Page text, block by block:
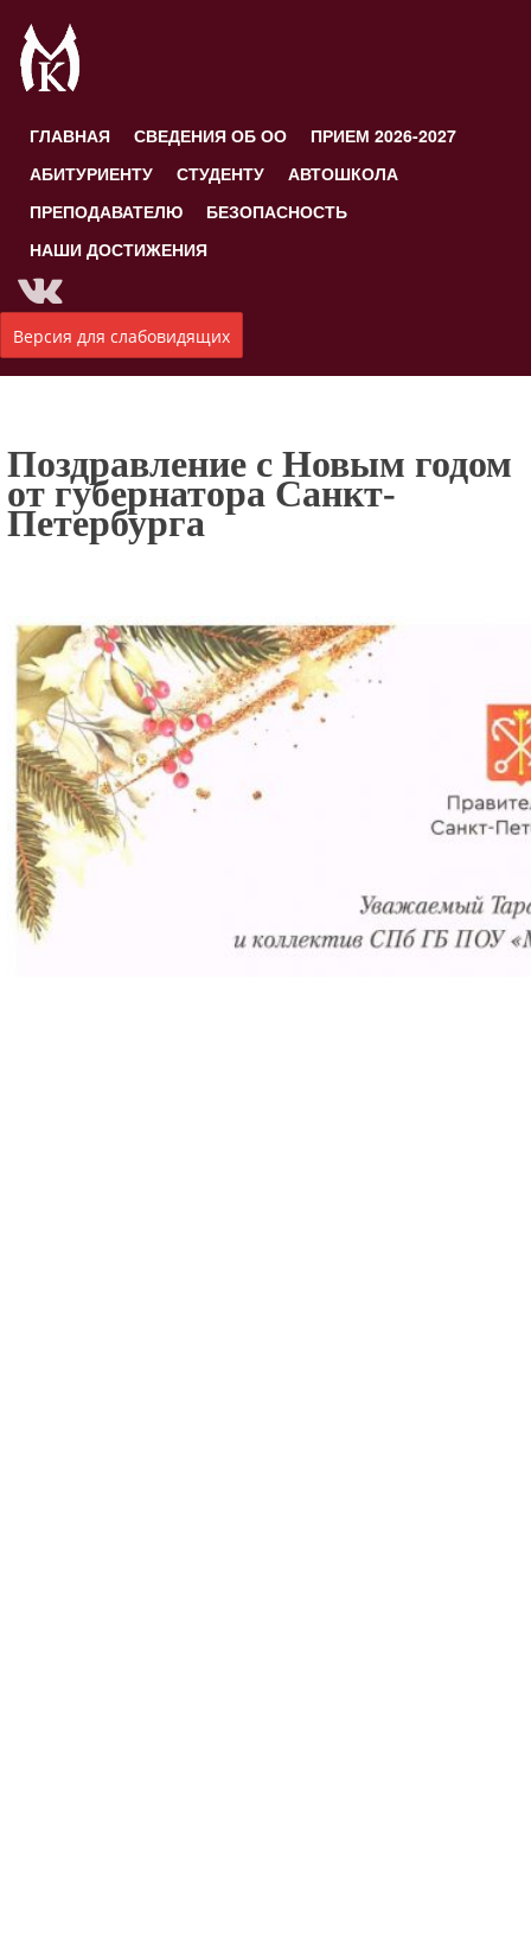
ГЛАВНАЯ СВЕДЕНИЯ ОБ ОО
ПРИЕМ 2026-2027
АБИТУРИЕНТУ
СТУДЕНТУ
АВТОШКОЛА
ПРЕПОДАВАТЕЛЮ
БЕЗОПАСНОСТЬ
НАШИ ДОСТИЖЕНИЯ
Версия для слабовидящих
Поздравление с Новым годом
от губернатора Санкт-
Петербурга